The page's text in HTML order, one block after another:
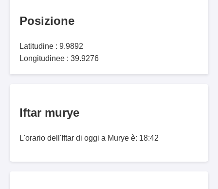
Posizione
Latitudine : 9.9892
Longitudinee : 39.9276
Iftar murye
L'orario dell'Iftar di oggi a Murye è: 18:42